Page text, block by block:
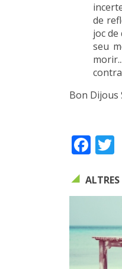
de
joc
seu
Bon Dijous